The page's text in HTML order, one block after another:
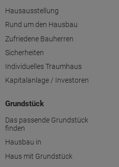
Hausausstellung
Rund um den Hausbau
Zufriedene Bauherren
Sicherheiten
Individuelles Traumhaus
Kapitalanlage / Investoren
Grundstück
Das passende Grundstück
finden
Hausbau in
Haus mit Grundstück